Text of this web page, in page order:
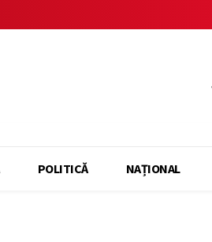
POLITICĂ NAȚIONAL